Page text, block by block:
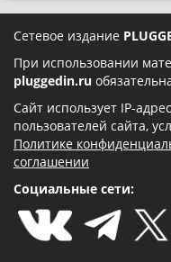
Сетевое издание
При использовании
pluggedin.ru
Сайт использует IP-
пользователей сайта,
Политике
соглашении
Социальные сети: